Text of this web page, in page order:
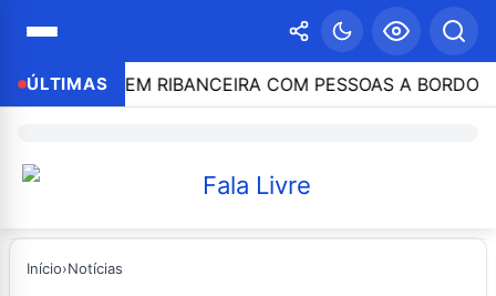
ÚLTIMAS
EM RIBANCEIRA COM PESSOAS A BORDO
Início›Notícias